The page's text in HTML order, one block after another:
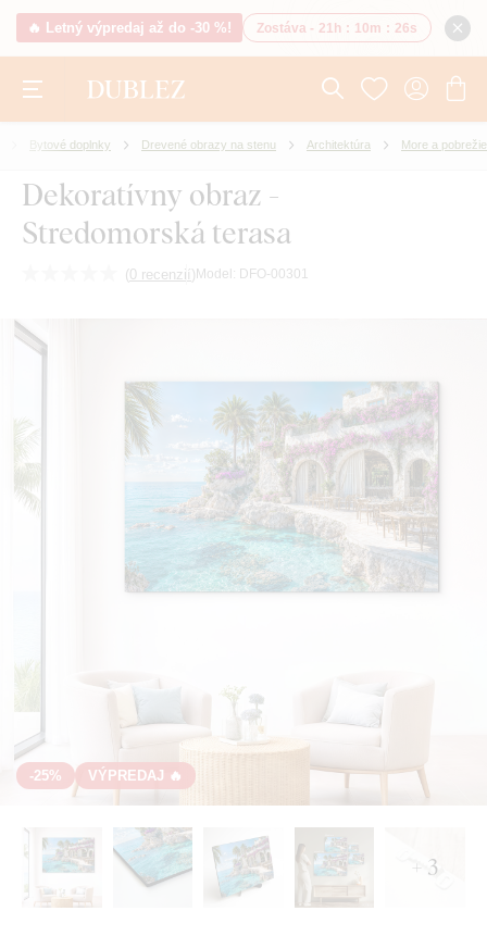
🔥 Letný výpredaj až do -30 %! Zostáva - 21h : 10m : 25s
Bytové doplnky Drevené obrazy na stenu Architektúra More a pobrežie
Dekoratívny obraz -
Stredomorská terasa
(0 recenzií) Model: DFO-00301
-25% VÝPREDAJ 🔥
+ 3